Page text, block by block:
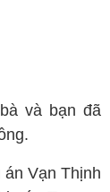
và bạn đã
Vạn Thịnh